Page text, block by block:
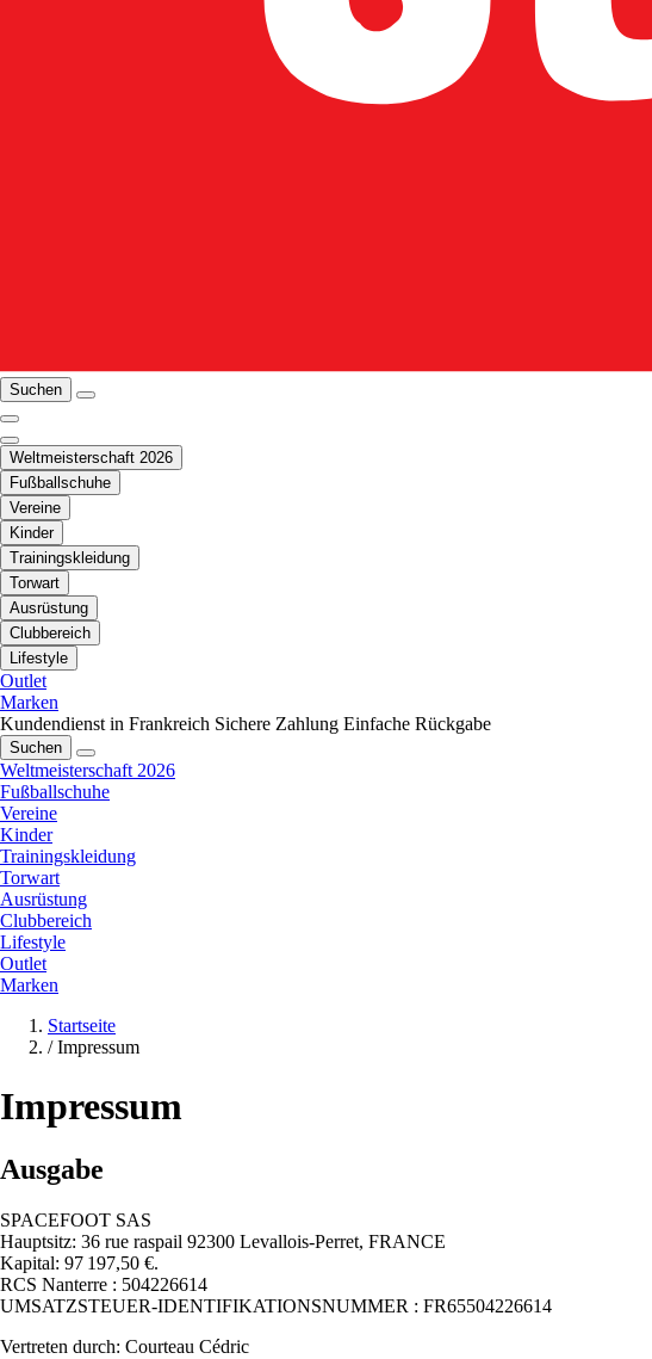
Suchen
Weltmeisterschaft 2026
Fußballschuhe
Vereine
Kinder
Trainingskleidung
Torwart
Ausrüstung
Clubbereich
Lifestyle
Outlet
Marken
Kundendienst in Frankreich Sichere Zahlung Einfache Rückgabe
Suchen
Weltmeisterschaft 2026
Fußballschuhe
Vereine
Kinder
Trainingskleidung
Torwart
Ausrüstung
Clubbereich
Lifestyle
Outlet
Marken
Startseite
/ Impressum
Impressum
Ausgabe
SPACEFOOT SAS
Hauptsitz: 36 rue raspail 92300 Levallois-Perret, FRANCE
Kapital: 97 197,50 €.
RCS Nanterre : 504226614
UMSATZSTEUER-IDENTIFIKATIONSNUMMER : FR65504226614
Vertreten durch: Courteau Cédric